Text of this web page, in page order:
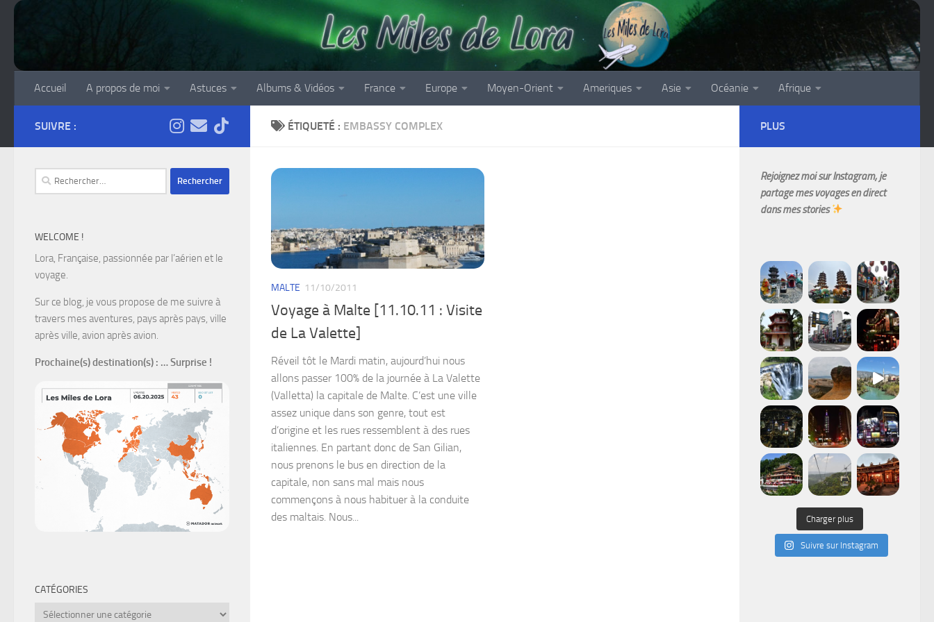
Accueil A propos de moi Astuces Albums & Vidéos France Europe Moyen-Orient Ameriques Asie Océanie Afrique
ÉTIQUETÉ : EMBASSY COMPLEX
MALTE 11/10/2011
Voyage à Malte [11.10.11 : Visite
de La Valette]
Réveil tôt le Mardi matin, aujourd’hui nous
allons passer 100% de la journée à La Valette
(Valletta) la capitale de Malte. C’est une ville
assez unique dans son genre, tout est
d’origine et les rues ressemblent à des rues
italiennes. En partant donc de San Gilian,
nous prenons le bus en direction de la
capitale, non sans mal mais nous
commençons à nous habituer à la conduite
des maltais. Nous...
SUIVRE :
Rechercher :
WELCOME !
Lora, Française, passionnée par l’aérien et le
voyage.
Sur ce blog, je vous propose de me suivre à
travers mes aventures, pays après pays, ville
après ville, avion après avion.
Prochaine(s) destination(s) : … Surprise !
CATÉGORIES
Catégories
PLUS
Rejoignez moi sur Instagram, je
partage mes voyages en direct
dans mes stories
Charger plus
Suivre sur Instagram